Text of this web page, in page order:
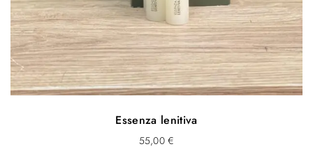
Essenza lenitiva
55,00€